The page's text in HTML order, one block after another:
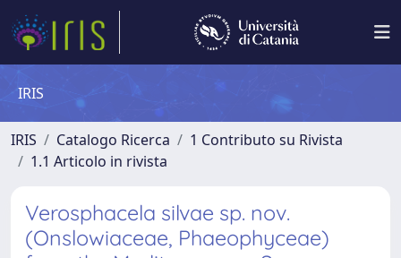
IRIS
IRIS Catalogo Ricerca
1 Contributo su Rivista
1.1 Articolo in rivista
Verosphacela silvae sp. nov.
(Onslowiaceae, Phaeophyceae)